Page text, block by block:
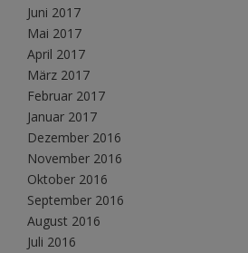
Juni 2017
Mai 2017
April 2017
März 2017
Februar 2017
Januar 2017
Dezember 2016
November 2016
Oktober 2016
September 2016
August 2016
Juli 2016